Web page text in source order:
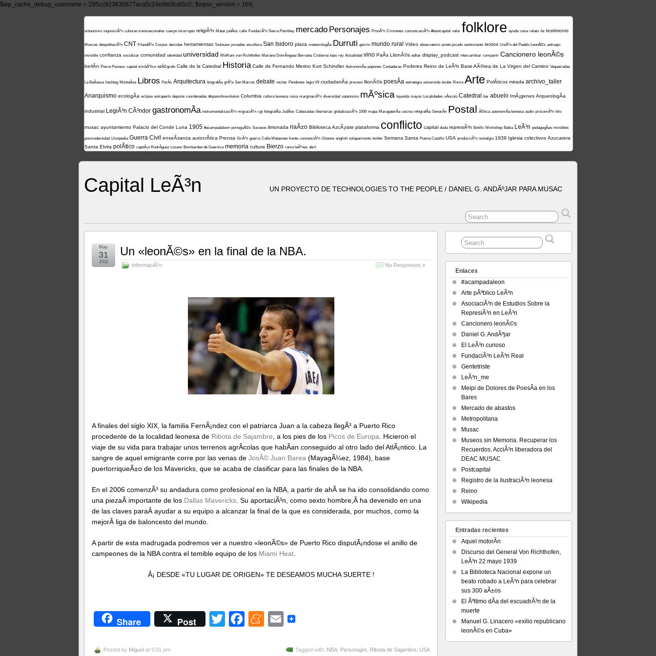
$wp_cache_debug_username = '295cc923830677aca5c24e9b0fcaf3c0'; $wpsc_version = 169;
urbanismo inquisiciÃ³n culturas transnacionales cuerpo incorrupto religiÃ³n Matar judÃ­os calle FundaciÃ³n Sierra Pambley mercado Personajes PrisiÃ³n Crimenes comunicaciÃ³n #leoncapital valor folklore ayuda rusia relato ile testimonio
Moscas despoblaciÃ³n CNT FilandÃ³n Corpus deicidas herramientas Toulouse jornadas escultura San Isidoro plaza meteorologÃ­a Durruti guirrio mundo rural Video observatorio prieto picudo sentimiento textos UniÃ³n del Pueblo LeonÃ©s antruejo
invisible confianza socializar comunidad identidad universidad Wolfram von Richthofen Mariano DomÃ­nguez Berrueta Cistierna topo rey Actualidad vino PaÃ­s LlionÃ©s editar display_podcast intercambiar compartir Cancionero leonÃ©s
berlÃ­n Pierre Puiseux capital simbÃ³lico telÃ©grafo Calle de la Catedral Historia Calle de Fernando Merino Kurt Schindler AstronomÃ­a papones Cantaderas Poderes Reino de LeÃ³n Base AÃ©rea de La Virgen del Camino Vaqueiradas
La BaÃ±eza hashtag MontaÃ±a Libros ParÃ­s Arquitectura biografÃ­a grÃºa San Marcos debate recitar Pendones legio VII ciudadanÃ­a proceso llionÃ©s poesÃ­a estrategia universida twubs Roma Arte PolÃ­ticos mirada archivo_taller
Anarquismo ecologÃ­a eclipse estraperlo deporte coordenadas #spanishrevolution Columbia cultura leonesa ruisa marginaciÃ³n diversidad satanismo mÃºsica leyenda mayos Localidades vÃ­nculo Catedral bar abuelo ImÃ¡genes ArqueologÃ­a
industrial LegiÃ³n CÃ³ndor gastronomÃ­a instrumentalizaciÃ³n migraciÃ³n cgt fotografÃ­a JudÃ­os Cabezadas libertarias globalizaciÃ³n 1936 mapa MaragaterÃ­a cecina infografÃ­a GenarÃ­n Postal Ã©tica autonomÃ­a leonesa audio procomÃºn hilo
musac ayuntamiento Palacio del Conde Luna 1905 #acampadaleon portuguÃ©s Sucesos limonada riaÃ±o Biblioteca AzcÃ¡rate plataforma conflicto capital duda represiÃ³n Botillo Workshop Babia LeÃ³n pedagogÃ­as invisibles
posmodernidad Llionpedia Guerra Civil enseÃ±anza autocrÃ­tica Prensa GirÃ³n guerra Calle Matasiete frente convenciÃ³n Gitanos english solapamiento twitter Semana Santa Puerta Castillo USA producciÃ³n nostalgia 1939 Iglesia colectivos Azucarera
Santa Elvira polÃ­tico capitÃ¡n RodrÃ­guez Lozano Bombardeo de Guernica memoria cultura Bierzo ramo leÃ³nes abril
Capital LeÃ³n UN PROYECTO DE TECHNOLOGIES TO THE PEOPLE / DANIEL G. ANDÃºJAR PARA MUSAC
Un «leonÃ©s» en la final de la NBA.
InformaciÃ³n No Responses »
May
31
2011
A finales del siglo XIX, la familia FernÃ¡ndez con el patriarca Juan a la cabeza llegÃ³ a Puerto Rico
procedente de la localidad leonesa de Ribota de Sajambre , a los pies de los Picos de Europa . Hicieron el
viaje de su vida para trabajar unos terrenos agrÃ­colas que habÃ­an conseguido al otro lado del AtlÃ¡ntico. La
sangre de aquel emigrante corre por las venas de JosÃ© Juan Barea (MayagÃ¼ez, 1984), base
puertorriqueÃ±o de los Mavericks, que se acaba de clasificar para las finales de la NBA.
En el 2006 comenzÃ³ su andadura como profesional en la NBA, a partir de ahÃ­ se ha ido consolidando como
una piezaÂ importante de los Dallas Mavericks . Su aportaciÃ³n, como sexto hombre,Â ha devenido en una
de las claves paraÂ ayudar a su equipo a alcanzar la final de la que es considerada, por muchos, como la
mejorÂ liga de baloncesto del mundo.
A partir de esta madrugada podremos ver a nuestro «leonÃ©s» de Puerto Rico disputÃ¡ndose el anillo de
campeones de la NBA contra el temible equipo de los Miami Heat
Â¡ DESDE «TU LUGAR DE ORIGEN» TE DESEAMOS MUCHA SUERTE !
Share Post Twitter
Facebook
Meneame
Email
Posted by Miguel at 5:01 pm Tagged with: NBA, Personajes, Ribota de Sajambre, USA
Enlaces
#acampadaleon
Arte pÃºblico LeÃ³n
AsociaciÃ³n de Estudios Sobre la
RepresiÃ³n en LeÃ³n
Cancionero leonÃ©s
Daniel G. AndÃºjar
El LeÃ³n curioso
FundaciÃ³n LeÃ³n Real
Gentetriste
LeÃ³n_me
Meipi de Dolores de PoesÃ­a en los
Bares
Mercado de abastos
Metropolitana
Musac
Museos sin Memoria. Recuperar los
Recuerdos. AcciÃ³n liberadora del
DEAC MUSAC
Postcapital
Registro de la ilustraciÃ³n leonesa
Reino
Wikipedia
Entradas recientes
Aquel motorÃ­n
Discurso del General Von Richthofen,
LeÃ³n 22 mayo 1939
La Biblioteca Nacional expone un
beato robado a LeÃ³n para celebrar
sus 300 aÃ±os
El Ãºltimo dÃ­a del escuadrÃ³n de la
muerte
Manuel G. Linacero «exilio republicano
leonÃ©s en Cuba»